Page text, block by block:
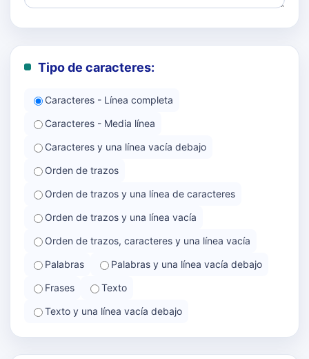
Tipo de caracteres:
Caracteres - Línea completa
Caracteres - Media línea
Caracteres y una línea vacía debajo
Orden de trazos
Orden de trazos y una línea de caracteres
Orden de trazos y una línea vacía
Orden de trazos, caracteres y una línea vacía
Palabras
Palabras y una línea vacía debajo
Frases
Texto
Texto y una línea vacía debajo